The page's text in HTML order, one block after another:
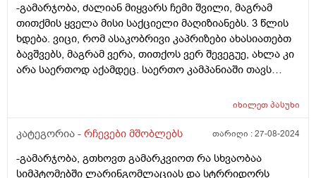
-გამარჯობა, ძალიან მიყვარს ჩემი შვილი, მაგრამ
თითქმის ყველა მისი საქციელი მაღიზიანებს. 3 წლის
ხდება. ვიცი, რომ ასაკობრივი კაპრიზები ახასიათებთ
ბავშვებს, მაგრამ ვერა, თითქოს ვერ შევეგუე, ახლა კი
არა საერთოდ აქამდეც. საერთო კამპანიაში თავს
ვერც ის. ძალიან განვიცდი, მასთან გატარებული დრო
გაუგონარია. არ ვიცი ასე რომ ვარ განწყობილი
როგორ მოვიქცე მირჩიეთ.
იხილეთპასუხი
კატეგორია - რჩევები მშობლებს თარიღი :27-08-2024
-გამარჯობა, გთხოვთ გამარკვიოთ რა სხვაობაა
სიმპტომებში ლარინგომლაციას და სტრრიდორს